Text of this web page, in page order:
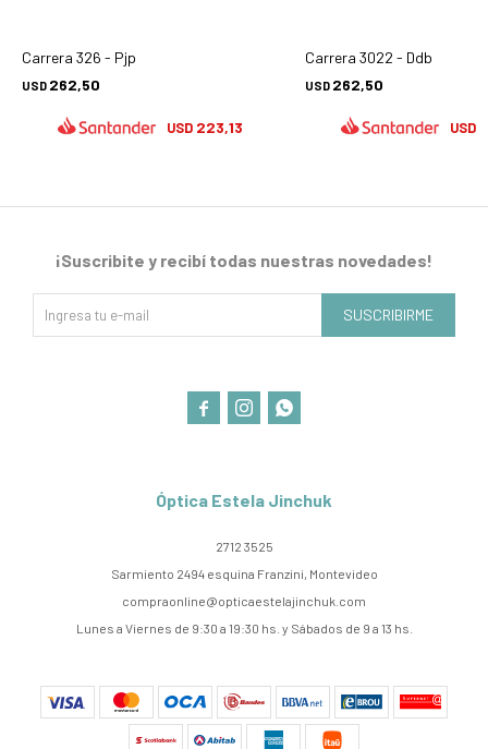
Carrera 326 - Pjp
USD 262,50
USD 223,13
Carrera 3022 - Ddb
USD 262,50
USD
Óptica Estela Jinchuk
2712 3525
Sarmiento 2494 esquina Franzini, Montevideo
compraonline@opticaestelajinchuk.com
Lunes a Viernes de 9:30 a 19:30 hs. y Sábados de 9 a 13 hs.
¡Suscribite y recibí todas nuestras novedades!
SUSCRIBIRME
  